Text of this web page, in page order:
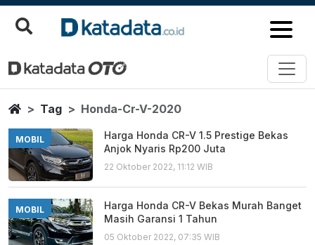
Honda Cr V 2020
Berita Terbaru
HomeTag Honda-Cr-V-2020
MOBIL
Harga Honda CR-V 1.5 Prestige Bekas
Anjok Nyaris Rp200 Juta
22 Oktober 2022, 11:12 WIB
MOBIL
Harga Honda CR-V Bekas Murah Banget
Masih Garansi 1 Tahun
05 Oktober 2022, 07:35 WIB